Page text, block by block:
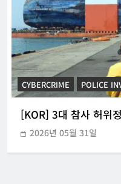
CYBERCRIME POLICE
[KOR] 3대 참사 허위
2026년 05월 31일